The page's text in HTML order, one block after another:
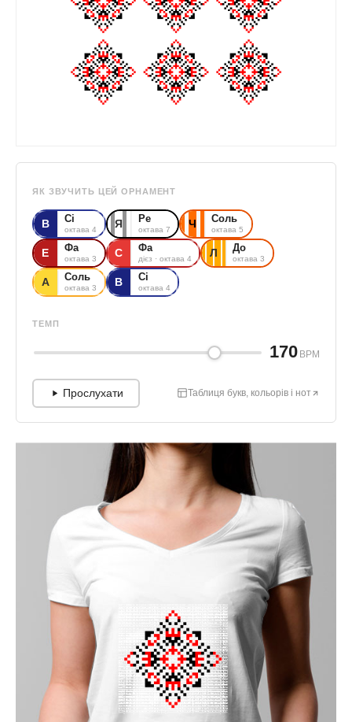
ЯК ЗВУЧИТЬ ЦЕЙ ОРНАМЕНТ
В Сі
октава 4 Я Ре
октава 7 Ч Соль
октава 5
Е Фа
октава 3 С Фа
дієз · октава 4 Л До
октава 3
А Соль
октава 3 В Сі
октава 4
ТЕМП
170 BPM
Прослухати Таблиця букв, кольорів і нот